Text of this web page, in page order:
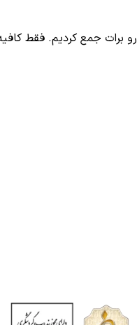
رو برات جمع کردیم. فقط